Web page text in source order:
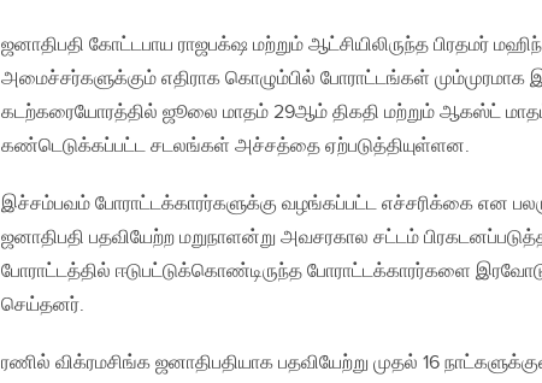
ஜனாதிபதி கோட்டபாய ராஜபக்‌ஷ மற்றும் ஆட்சியிலிருந்த பிரதமர்
அமைச்சர்களுக்கும் எதிராக கொழும்பில் போராட்டங்கள் மும்முரமாக
கடற்கரையோரத்தில் ஜூலை மாதம் 29ஆம் திகதி மற்றும் ஆகஸ்ட்
கண்டெடுக்கப்பட்ட சடலங்கள் அச்சத்தை ஏற்படுத்தியுள்ளன.
இச்சம்பவம் போராட்டக்காரர்களுக்கு வழங்கப்பட்ட எச்சரிக்கை என
ஜனாதிபதி பதவியேற்ற மறுநாளன்று அவசரகால சட்டம்
போராட்டத்தில் ஈடுபட்டுக்கொண்டிருந்த போராட்டக்காரர்களை
செய்தனர்.
ரணில் விக்ரமசிங்க ஜனாதிபதியாக பதவியேற்று முதல் 16